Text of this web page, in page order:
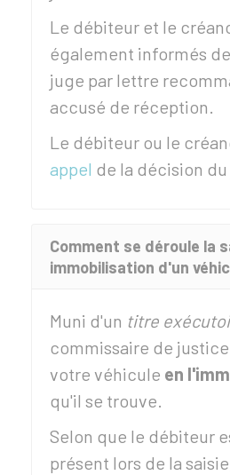
Le débiteur et le
également informés
juge par lettre
accusé de réception.
Le débiteur ou le
appel de la décision
Comment se déroule la
immobilisation d'un
Muni d'un titre
commissaire de
votre véhicule en
qu'il se trouve.
Selon que le débiteur
présent lors de la